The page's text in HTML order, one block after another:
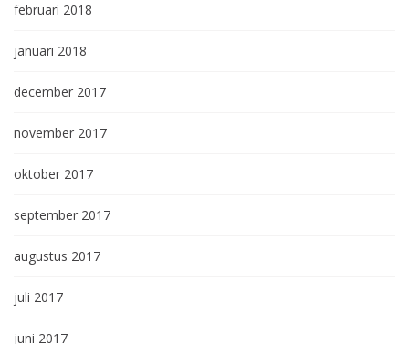
februari 2018
januari 2018
december 2017
november 2017
oktober 2017
september 2017
augustus 2017
juli 2017
juni 2017